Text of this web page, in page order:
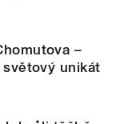
–
unikát